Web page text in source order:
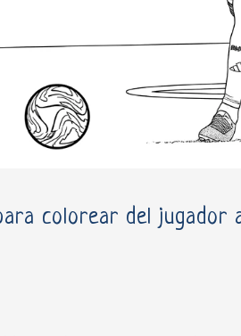
colorear del jugador